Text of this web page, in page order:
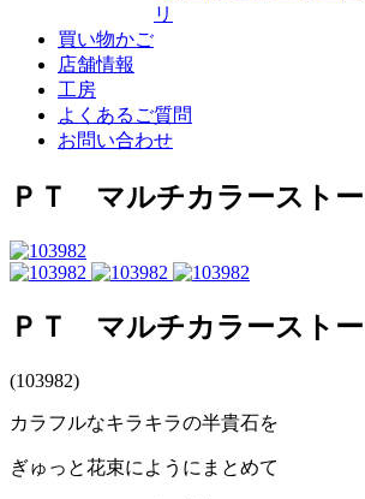
リ
買い物かご
店舗情報
工房
よくあるご質問
お問い合わせ
ＰＴ マルチカラースト
ＰＴ マルチカラースト
(103982)
カラフルなキラキラの半貴石を
ぎゅっと花束にようにまとめて